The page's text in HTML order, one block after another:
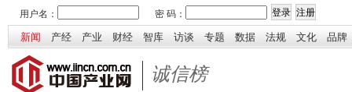
用户名： 密 码：
新闻 产经 产业 财经 智库 访谈 专题 数据 法规 文化 品牌
诚信榜